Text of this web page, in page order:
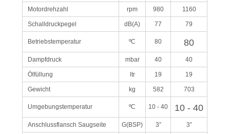
Motordrehzahl rpm 980 1160
Schalldruckpegel dB(A) 77 79
Betriebstemperatur ºC 80 80
Dampfdruck mbar 40 40
Ölfüllung ltr 19 19
Gewicht kg 582 703
Umgebungstemperatur ºC 10 - 40 10 - 40
Anschlussflansch Saugseite G(BSP) 3” 3”